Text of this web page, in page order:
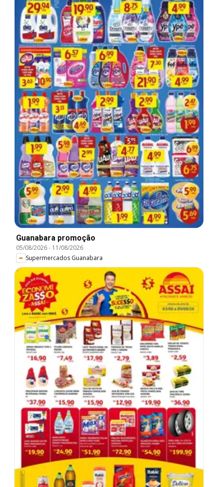
Guanabara promoção
05/08/2026- 11/08/2026
Supermercados Guanabara